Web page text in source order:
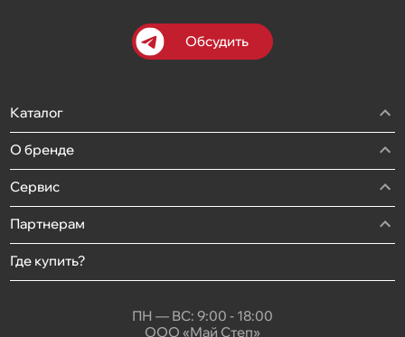
Обсудить
Каталог
О бренде
Сервис
Партнерам
Где купить?
ПН — ВС: 9:00 - 18:00
ООО «Май Степ»